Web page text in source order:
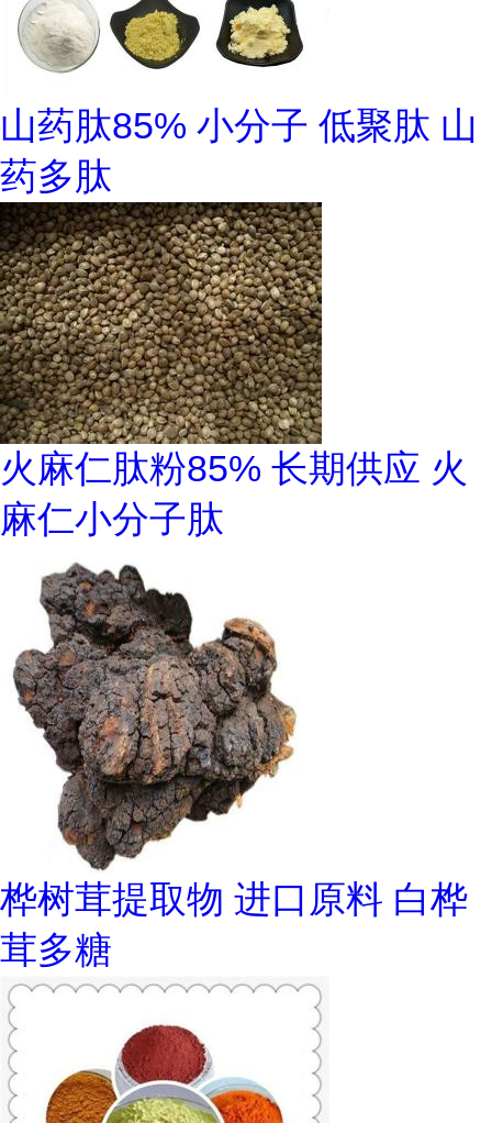
山药肽85% 小分子 低聚肽 山
药多肽
火麻仁肽粉85% 长期供应 火
麻仁小分子肽
桦树茸提取物 进口原料 白桦
茸多糖